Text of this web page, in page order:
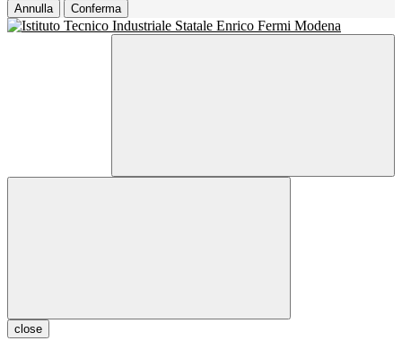
Annulla Conferma
close